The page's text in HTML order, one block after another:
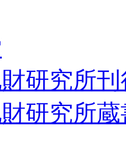
研究所
研究所